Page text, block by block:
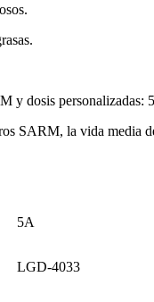
y dosis personalizadas:
SARM, la vida media
5A
LGD-4033